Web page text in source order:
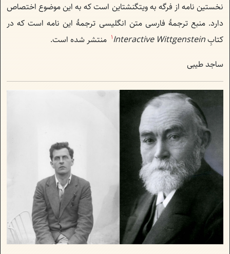
نخستین نامه از فرگه به ویتگنشتاین است که به این موضوع اختصاص
دارد. منبع ترجمهٔ فارسی متن انگلیسی ترجمهٔ این نامه است که در
کتابِInteractive Wittgenstein
1 منتشر شده است.
ساجد طیبی